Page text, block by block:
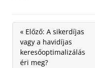
« Előző: A sikerdíjas
vagy a havidíjas
keresőoptimalizálás
éri meg?